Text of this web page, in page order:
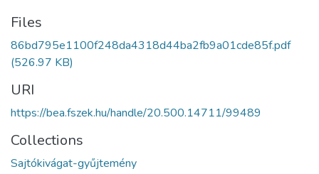
Files
86bd795e1100f248da4318d44ba2fb9a01cde85f.pdf
(526.97 KB)
URI
https://bea.fszek.hu/handle/20.500.14711/99489
Collections
Sajtókivágat-gyűjtemény